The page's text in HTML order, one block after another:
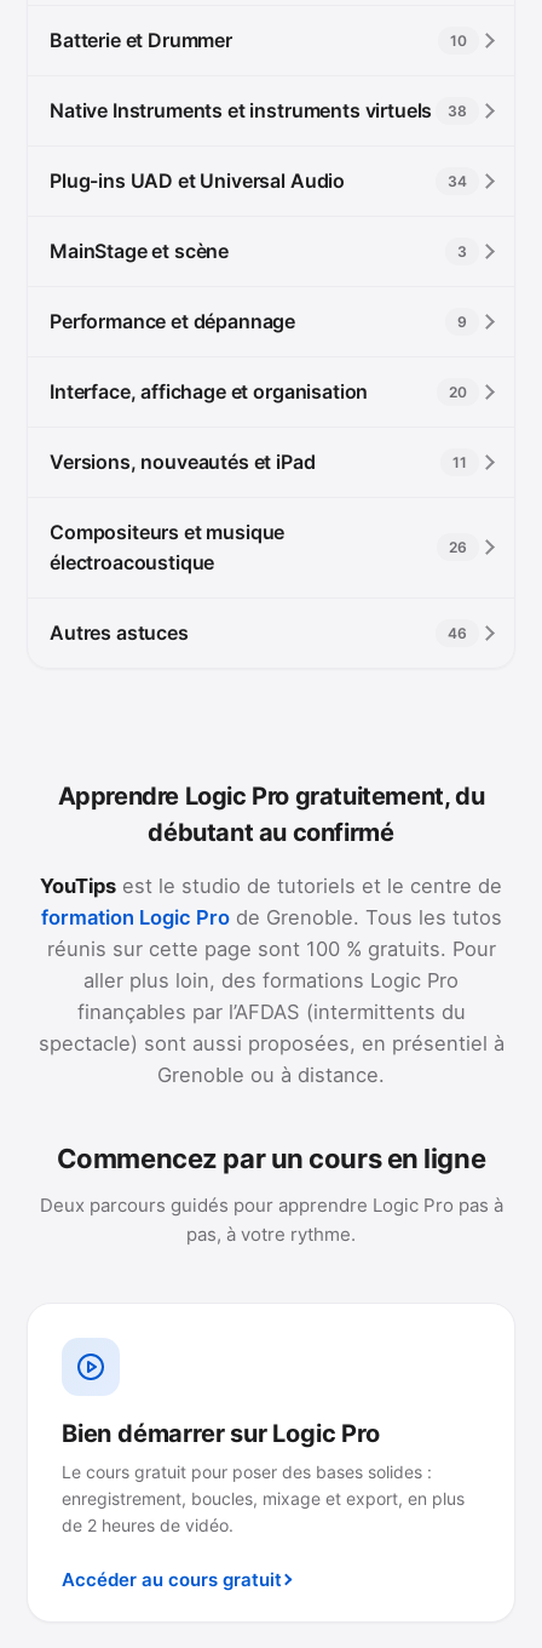
Batterie et Drummer 10
Native Instruments et instruments virtuels 38
Plug-ins UAD et Universal Audio 34
MainStage et scène 3
Performance et dépannage 9
Interface, affichage et organisation 20
Versions, nouveautés et iPad 11
Compositeurs et musique
électroacoustique
26
Autres astuces 46
Apprendre Logic Pro gratuitement, du
débutant au confirmé
YouTips est le studio de tutoriels et le centre de
formation Logic Prode Grenoble. Tous les tutos
réunis sur cette page sont 100 % gratuits. Pour
aller plus loin, des formations Logic Pro
finançables par l’AFDAS (intermittents du
spectacle) sont aussi proposées, en présentiel à
Grenoble ou à distance.
Commencez par un cours en ligne
Deux parcours guidés pour apprendre Logic Pro pas à
pas, à votre rythme.
Bien démarrer sur Logic Pro
Le cours gratuit pour poser des bases solides :
enregistrement, boucles, mixage et export, en plus
de 2 heures de vidéo.
Accéder au cours gratuit